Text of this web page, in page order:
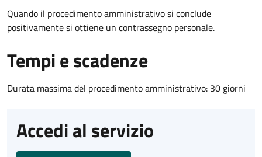
Quando il procedimento amministrativo si conclude
positivamente si ottiene un contrassegno personale.
Tempi e scadenze
Durata massima del procedimento amministrativo: 30 giorni
Accedi al servizio